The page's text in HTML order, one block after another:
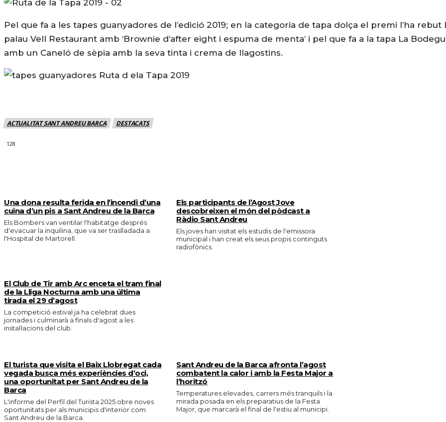
Pel que fa a les tapes guanyadores de l’edició 2019; en la categoria de tapa dolça el premi l’ha rebut
palau Vell Restaurant amb ‘Brownie d’after eight i espuma de menta’ i pel que fa a la tapa La
amb un Caneló de sèpia amb la seva tinta i crema de llagostins.
ACTUALITAT SANT ANDREU BARCA DESTACATS
128
Una dona resulta ferida en l’incendi d’una
cuina d’un pis a Sant Andreu de la Barca
Els Bombers van ventilar l'habitatge després
d'evacuar la inquilina, que va ser traslladada a
l'Hospital de Martorell.
Els participants de l’Agost Jove
descobreixen el món del pòdcast a
Ràdio Sant Andreu
Els joves han visitat els estudis de l'emissora
municipal i han creat els seus propis continguts
radiofònics.
El Club de Tir amb Arc enceta el tram final
de la Lliga Nocturna amb una última
tirada el 29 d’agost
La competició estival ja ha celebrat dues
jornades i culminarà a finals d'agost a les
instal·lacions del club.
El turista que visita el Baix Llobregat cada
vegada busca més experiències d’oci,
una oportunitat per Sant Andreu de la
Barca
L'informe del Perfil del Turista 2025 obre noves
oportunitats per als municipis d'interior com
Sant Andreu de la Barca.
Sant Andreu de la Barca afronta l’agost
combatent la calor i amb la Festa Major a
l’horitzó
Temperatures elevades, carrers més tranquils i la
mirada posada en els preparatius de la Festa
Major, que marcarà el final de l'estiu al municipi.